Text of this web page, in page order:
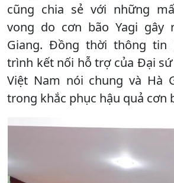
cũng chia sẻ với những
vong do cơn bão Yagi gây
Giang. Đồng thời thông tin
trình kết nối hỗ trợ của Đại sứ
Việt Nam nói chung và Hà
trong khắc phục hậu quả cơn